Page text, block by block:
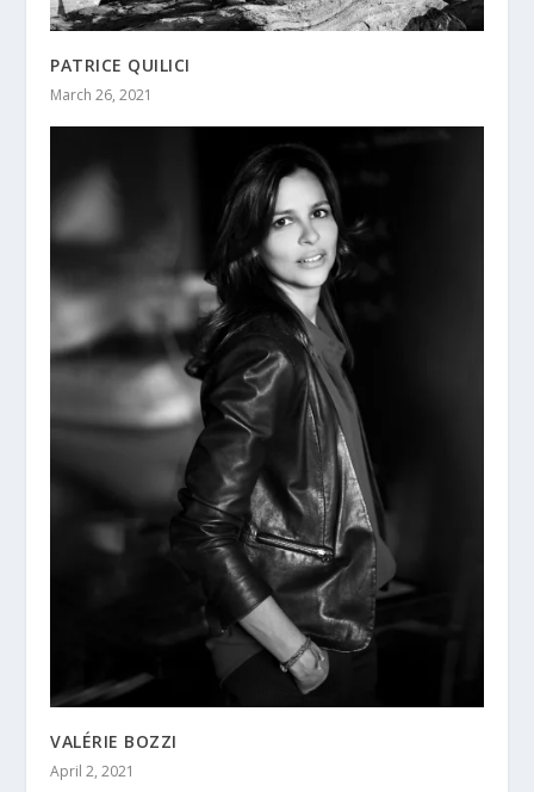
PATRICE QUILICI
March 26, 2021
VALÉRIE BOZZI
April 2, 2021